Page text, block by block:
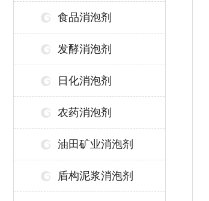
食品消泡剂
发酵消泡剂
日化消泡剂
农药消泡剂
油田矿业消泡剂
盾构泥浆消泡剂